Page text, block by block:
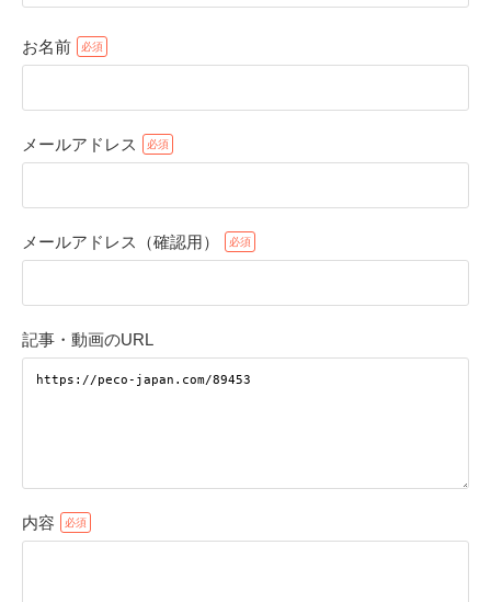
お名前
メールアドレス
メールアドレス（確認用）
記事・動画のURL
内容
アプリで開く